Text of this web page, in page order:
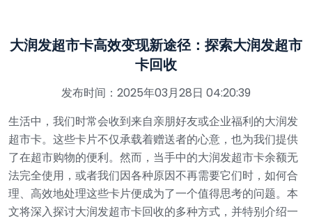
大润发超市卡高效变现新途径：探索大润发超市
卡回收
发布时间：2025年03月28日 04:20:39
生活中，我们时常会收到来自亲朋好友或企业福利的大润发
超市卡。这些卡片不仅承载着赠送者的心意，也为我们提供
了在超市购物的便利。然而，当手中的大润发超市卡余额无
法完全使用，或者我们因各种原因不再需要它们时，如何合
理、高效地处理这些卡片便成为了一个值得思考的问题。本
文将深入探讨大润发超市卡回收的多种方式，并特别介绍一